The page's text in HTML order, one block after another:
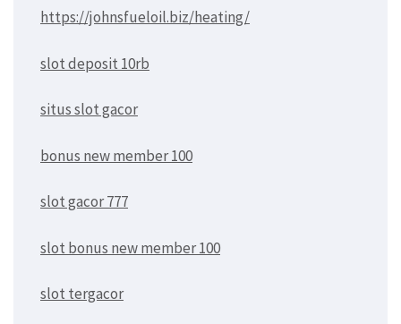
https://johnsfueloil.biz/heating/
slot deposit 10rb
situs slot gacor
bonus new member 100
slot gacor 777
slot bonus new member 100
slot tergacor